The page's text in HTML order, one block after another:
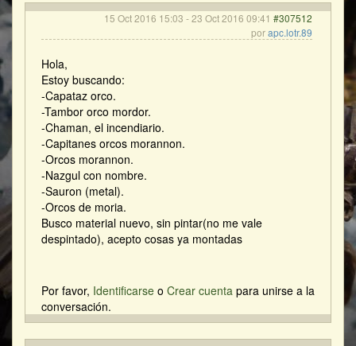
15 Oct 2016 15:03 -23 Oct 2016 09:41 #307512
porapc.lotr.89
Hola,
Estoy buscando:
-Capataz orco.
-Tambor orco mordor.
-Chaman, el incendiario.
-Capitanes orcos morannon.
-Orcos morannon.
-Nazgul con nombre.
-Sauron (metal).
-Orcos de moria.
Busco material nuevo, sin pintar(no me vale
despintado), acepto cosas ya montadas
Por favor, Identificarse o Crear cuenta para unirse a la
conversación.